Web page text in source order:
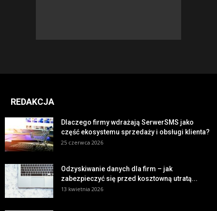
REDAKCJA
Dlaczego firmy wdrażają SerwerSMS jako
część ekosystemu sprzedaży i obsługi klienta?
25 czerwca 2026
Odzyskiwanie danych dla firm – jak
zabezpieczyć się przed kosztowną utratą...
13 kwietnia 2026